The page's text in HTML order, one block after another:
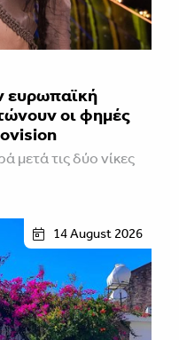
ευρωπαϊκή
οι φημές
μετά τις δύο νίκες
14 August 2026